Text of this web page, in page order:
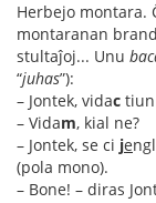
Herbejo montara.
montaranan
stultaĵoj... Unu
“juhas”):
– Jontek, vidac
– Vidam, kial ne?
– Jontek, se ci je
(pola mono).
– Bone! – diras